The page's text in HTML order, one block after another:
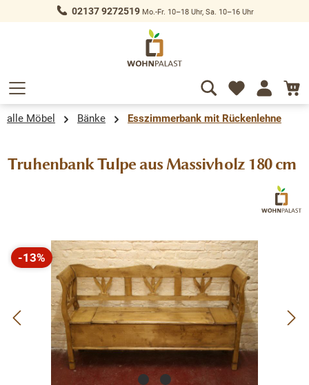
springen 02137 9272519Mo.-Fr. 10–18 Uhr, Sa. 10–16 Uhr
alle Möbel Bänke Esszimmerbank mit Rückenlehne
Truhenbank Tulpe aus Massivholz 180 cm
Bildergalerie überspringen
-13%
Rabatt